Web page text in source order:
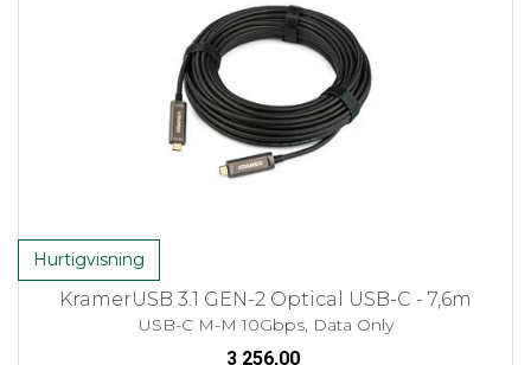
Hurtigvisning
KramerUSB 3.1 GEN-2 Optical USB-C - 7,6m
USB-C M-M 10Gbps, Data Only
3 256,00